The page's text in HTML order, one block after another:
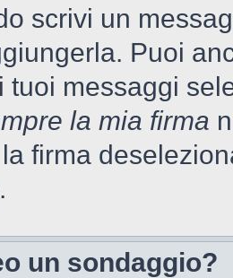
scrivi un
Puoi
tuoi messaggi
la mia firma
firma
un sondaggio?